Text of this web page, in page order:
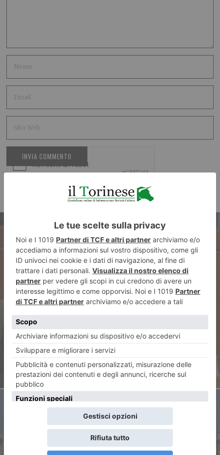
ARTICOLO PRECEDENTE
Allasia risponde a De Bonis: “I
musei vanno aperti e non
chiusi, basta denigrare il
Museo Lombroso”